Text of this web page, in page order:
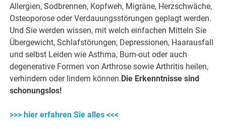
Allergien, Sodbrennen, Kopfweh, Migräne, Herzschwäche,
Osteoporose oder Verdauungsstörungen geplagt werden.
Und Sie werden wissen, mit welch einfachen Mitteln Sie
Übergewicht, Schlafstörungen, Depressionen, Haarausfall
und selbst Leiden wie Asthma, Burn-out oder auch
degenerative Formen von Arthrose sowie Arthritis heilen,
verhindern oder lindern können. Die Erkenntnisse sind
schonungslos!
>>> hier erfahren Sie alles <<<